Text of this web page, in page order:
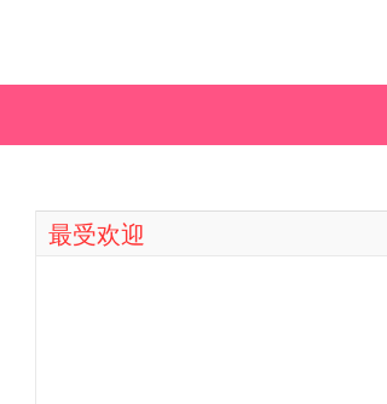
最受欢迎